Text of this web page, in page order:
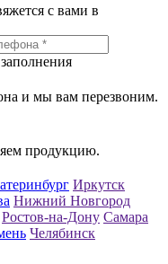
с вами в
и мы вам перезвоним.
продукцию.
Иркутск
Нижний Новгород
Ростов-на-Дону Самара
Челябинск